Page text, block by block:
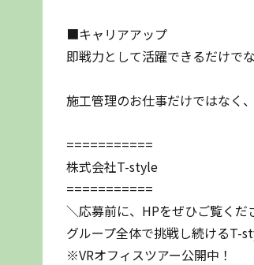
■キャリアアップ
即戦力として活躍できるだけで
施工管理のお仕事だけではなく
===========
株式会社T-style
===========
＼応募前に、HPをぜひご覧くだ
グループ全体で挑戦し続けるT-
※VRオフィスツアー公開中！